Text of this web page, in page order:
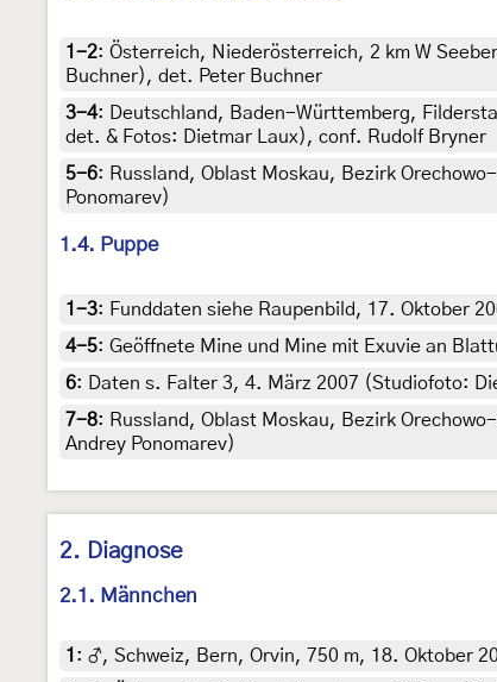
1-2: Österreich, Niederösterreich, 2 km W
Buchner), det. Peter Buchner
3-4: Deutschland, Baden-Württemberg,
det. & Fotos: Dietmar Laux), conf. Rudolf Bryner
5-6: Russland, Oblast Moskau, Bezirk
Ponomarev)
1.4. Puppe
1-3: Funddaten siehe Raupenbild, 17. Oktober
4-5: Geöffnete Mine und Mine mit Exuvie an
6: Daten s. Falter 3, 4. März 2007 (Studiofoto:
7-8: Russland, Oblast Moskau, Bezirk
Andrey Ponomarev)
2. Diagnose
2.1. Männchen
1 : ♂, Schweiz, Bern, Orvin, 750 m, 18. Oktober